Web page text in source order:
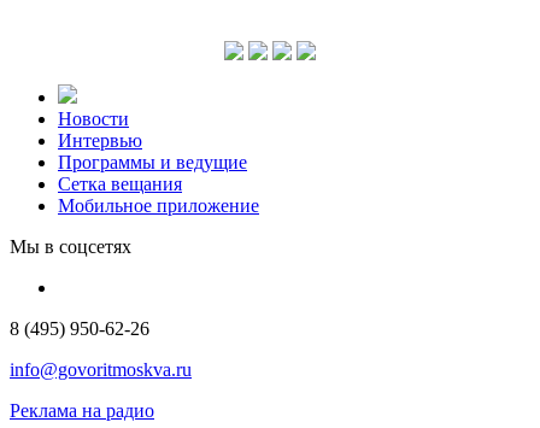
Новости
Интервью
Программы и ведущие
Сетка вещания
Мобильное приложение
Мы в соцсетях
8 (495) 950-62-26
info@govoritmoskva.ru
Реклама на радио